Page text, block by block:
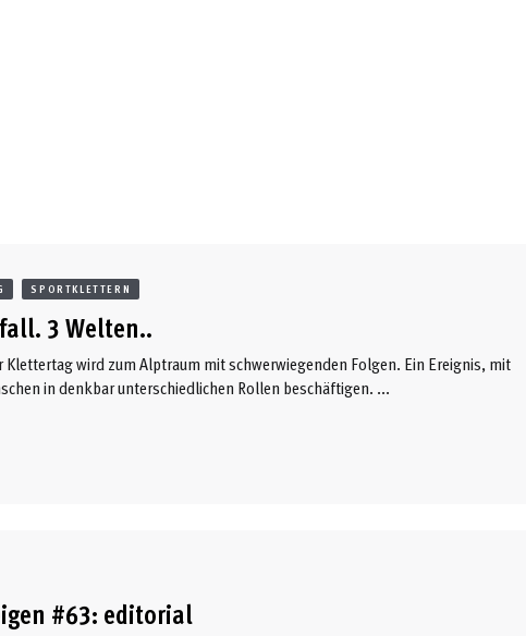
SPORTKLETTERN
3 Welten..
Klettertag wird zum Alptraum mit schwerwiegenden Folgen. Ein Ereignis, mit
in denkbar unterschiedlichen Rollen beschäftigen. ...
#63: editorial